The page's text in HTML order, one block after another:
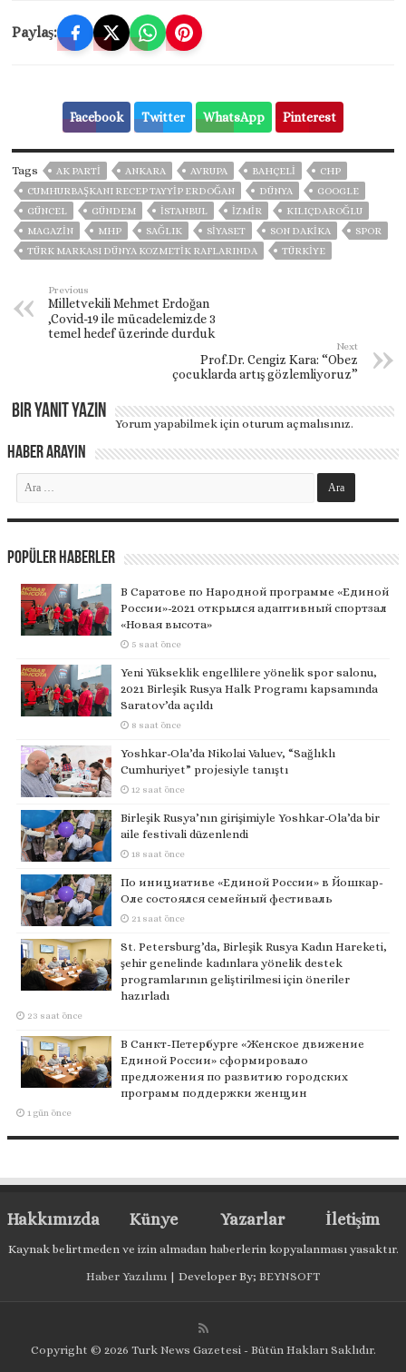
Paylaş:
Facebook Twitter WhatsApp Pinterest
Tags AK PARTİ ANKARA AVRUPA BAHÇELİ
CHP
CUMHURBAŞKANI RECEP TAYYIP ERDOĞAN
DÜNYA
GOOGLE
GÜNCEL
GÜNDEM ISTANBUL İZMIR
KILIÇDAROĞLU
MAGAZİN
MHP SAĞLIK SİYASET SON DAKIKA
SPOR
TÜRK MARKASI DÜNYA KOZMETİK RAFLARINDA
TÜRKİYE
Previous
Milletvekili Mehmet Erdoğan
,Covid-19 ile mücadelemizde 3
temel hedef üzerinde durduk
Next
Prof.Dr. Cengiz Kara: “Obez
çocuklarda artış gözlemliyoruz”
Bir yanıt yazın
Yorum yapabilmek içinoturum açmalısınız.
Haber Arayın
Popüler Haberler
В Саратове по Народной программе «Единой
России»-2021 открылся адаптивный спортзал
«Новая высота»
5 saat önce
Yeni Yükseklik engellilere yönelik spor salonu,
2021 Birleşik Rusya Halk Programı kapsamında
Saratov’da açıldı
8 saat önce
Yoshkar-Ola’da Nikolai Valuev, “Sağlıklı
Cumhuriyet” projesiyle tanıştı
12 saat önce
Birleşik Rusya’nın girişimiyle Yoshkar-Ola’da bir
aile festivali düzenlendi
18 saat önce
По инициативе «Единой России» в Йошкар-
Оле состоялся семейный фестиваль
21 saat önce
St. Petersburg’da, Birleşik Rusya Kadın Hareketi,
şehir genelinde kadınlara yönelik destek
programlarının geliştirilmesi için öneriler
hazırladı
23 saat önce
В Санкт-Петербурге «Женское движение
Единой России» сформировало
предложения по развитию городских
программ поддержки женщин
1 gün önce
Hakkımızda Künye Yazarlar İletişim
Kaynak belirtmeden ve izin almadan haberlerin kopyalanması yasaktır.
Haber Yazılımı | Developer By; BEYNSOFT
Copyright © 2026 Turk News Gazetesi - Bütün Hakları Saklıdır.